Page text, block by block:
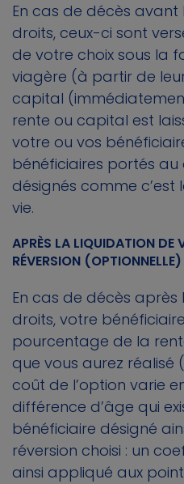
En cas de décès
droits, ceux-ci sont
de votre choix sous la
viagère (à partir de
capital
rente ou capital est
votre ou vos
bénéficiaires portés
désignés comme
vie.
APRÈS LA LIQUIDATION DE
RÉVERSION (OPTIONNELLE)
En cas de décès
droits, votre
pourcentage de la
que vous aurez réalisé
coût de l’option varie
différence d’âge qui
bénéficiaire désigné
réversion choisi : un
ainsi appliqué aux